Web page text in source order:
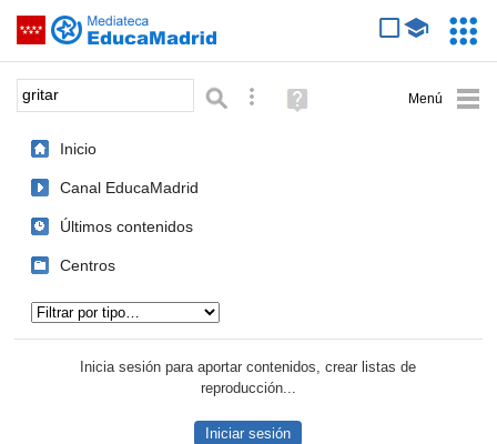
Saltar navegación
Palabra o frase: Búsqueda avanzada
Ayuda
(en
Inicio
Canal EducaMadrid
Últimos contenidos
Centros
Inicia sesión para aportar contenidos, crear listas de
reproducción...
Iniciar sesión